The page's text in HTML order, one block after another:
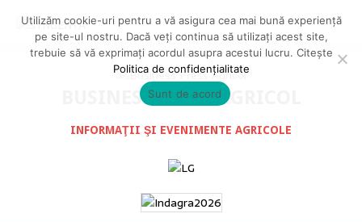
BUSINESS PRESS AGRICOL
INFORMAŢII ŞI EVENIMENTE AGRICOLE
Utilizăm cookie-uri pentru a vă asigura cea mai bună experiență
pe site-ul nostru. Dacă veți continua să utilizați acest site,
trebuie să vă exprimați acordul asupra acestui lucru. Citește
Politica de confidențialitate
Sunt de acord